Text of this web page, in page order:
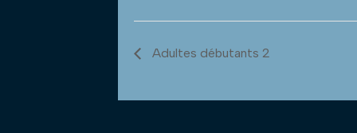
Adultes débutants 2